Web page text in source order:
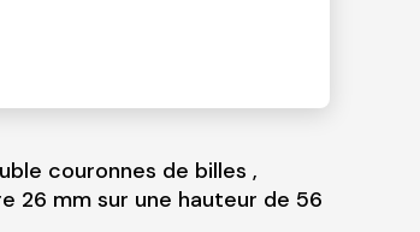
couronnes de billes ,
26 mm sur une hauteur de 56